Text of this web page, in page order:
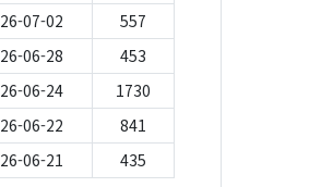
26-07-02
557
26-06-28
453
26-06-24
1730
26-06-22
841
26-06-21 435